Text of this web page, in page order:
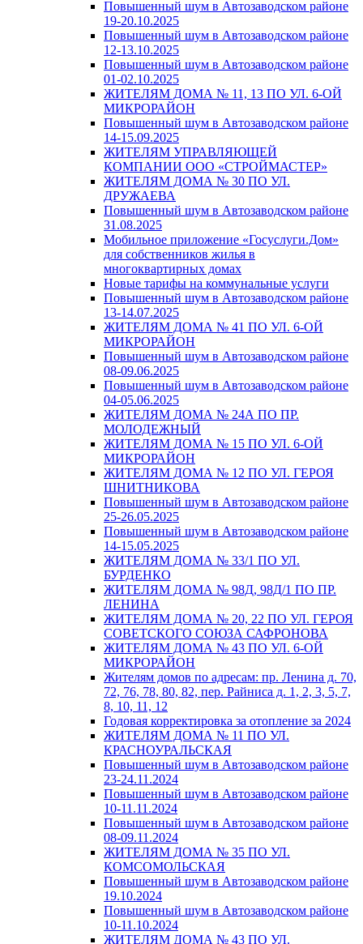
Повышенный шум в Автозаводском районе
19-20.10.2025
Повышенный шум в Автозаводском районе
12-13.10.2025
Повышенный шум в Автозаводском районе
01-02.10.2025
ЖИТЕЛЯМ ДОМА № 11, 13 ПО УЛ. 6-ОЙ
МИКРОРАЙОН
Повышенный шум в Автозаводском районе
14-15.09.2025
ЖИТЕЛЯМ УПРАВЛЯЮЩЕЙ
КОМПАНИИ ООО «СТРОЙМАСТЕР»
ЖИТЕЛЯМ ДОМА № 30 ПО УЛ.
ДРУЖАЕВА
Повышенный шум в Автозаводском районе
31.08.2025
Мобильное приложение «Госуслуги.Дом»
для собственников жилья в
многоквартирных домах
Новые тарифы на коммунальные услуги
Повышенный шум в Автозаводском районе
13-14.07.2025
ЖИТЕЛЯМ ДОМА № 41 ПО УЛ. 6-ОЙ
МИКРОРАЙОН
Повышенный шум в Автозаводском районе
08-09.06.2025
Повышенный шум в Автозаводском районе
04-05.06.2025
ЖИТЕЛЯМ ДОМА № 24А ПО ПР.
МОЛОДЕЖНЫЙ
ЖИТЕЛЯМ ДОМА № 15 ПО УЛ. 6-ОЙ
МИКРОРАЙОН
ЖИТЕЛЯМ ДОМА № 12 ПО УЛ. ГЕРОЯ
ШНИТНИКОВА
Повышенный шум в Автозаводском районе
25-26.05.2025
Повышенный шум в Автозаводском районе
14-15.05.2025
ЖИТЕЛЯМ ДОМА № 33/1 ПО УЛ.
БУРДЕНКО
ЖИТЕЛЯМ ДОМА № 98Д, 98Д/1 ПО ПР.
ЛЕНИНА
ЖИТЕЛЯМ ДОМА № 20, 22 ПО УЛ. ГЕРОЯ
СОВЕТСКОГО СОЮЗА САФРОНОВА
ЖИТЕЛЯМ ДОМА № 43 ПО УЛ. 6-ОЙ
МИКРОРАЙОН
Жителям домов по адресам: пр. Ленина д. 70,
72, 76, 78, 80, 82, пер. Райниса д. 1, 2, 3, 5, 7,
8, 10, 11, 12
Годовая корректировка за отопление за 2024
ЖИТЕЛЯМ ДОМА № 11 ПО УЛ.
КРАСНОУРАЛЬСКАЯ
Повышенный шум в Автозаводском районе
23-24.11.2024
Повышенный шум в Автозаводском районе
10-11.11.2024
Повышенный шум в Автозаводском районе
08-09.11.2024
ЖИТЕЛЯМ ДОМА № 35 ПО УЛ.
КОМСОМОЛЬСКАЯ
Повышенный шум в Автозаводском районе
19.10.2024
Повышенный шум в Автозаводском районе
10-11.10.2024
ЖИТЕЛЯМ ДОМА № 43 ПО УЛ.